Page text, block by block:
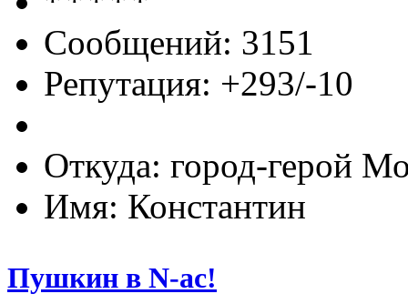
Сообщений: 3151
Репутация: +293/-10
Откуда: город-герой
Имя: Константин
Пушкин в N-ас!